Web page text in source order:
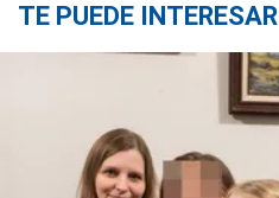
TE PUEDE INTERESAR